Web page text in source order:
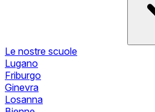
Le nostre scuole
Lugano
Friburgo
Ginevra
Losanna